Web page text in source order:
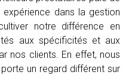
dans la gestion
notre différence en
aux spécificités et aux
nos clients. En effet, nous
un regard différent sur